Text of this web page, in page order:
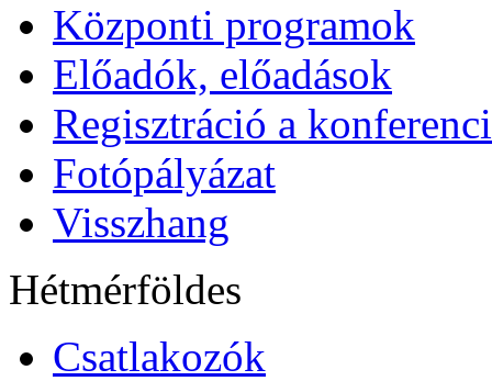
Központi programok
Előadók, előadások
Regisztráció a
Fotópályázat
Visszhang
Hétmérföldes
Csatlakozók